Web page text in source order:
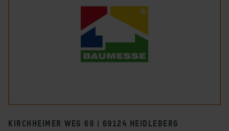
KIRCHHEIMER WEG 69 | 69124 HEIDLEBERG